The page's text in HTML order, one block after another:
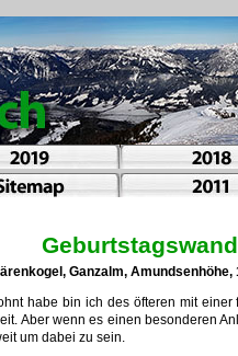
Ganzalm,
habe bin ich des öfteren mit
Aber wenn es einen besonderen
um dabei zu sein.